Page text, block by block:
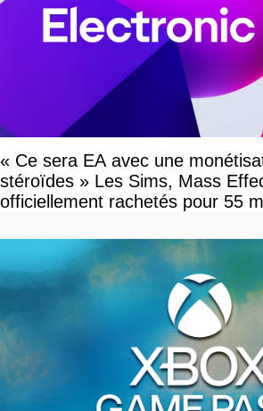
« Ce sera EA avec une
stéroïdes » Les Sims, Mass
officiellement rachetés pour 55